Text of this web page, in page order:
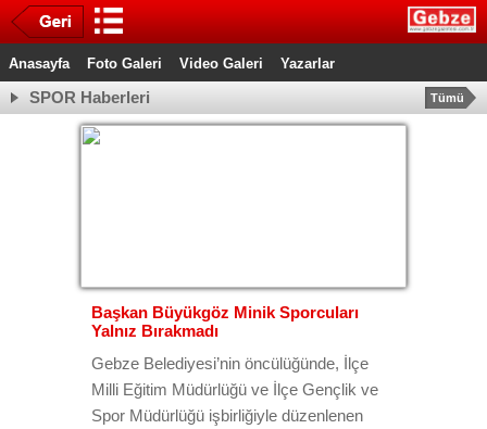
Anasayfa Foto Galeri Video Galeri Yazarlar
SPOR Haberleri Tümü
Başkan Büyükgöz Minik Sporcuları
Yalnız Bırakmadı
Gebze Belediyesi’nin öncülüğünde, İlçe
Milli Eğitim Müdürlüğü ve İlçe Gençlik ve
Spor Müdürlüğü işbirliğiyle düzenlenen